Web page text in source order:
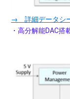
→ 詳細データシ
・高分解能DAC搭